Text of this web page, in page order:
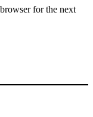
for the next